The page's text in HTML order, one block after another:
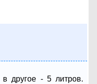
другое - 5 литров.